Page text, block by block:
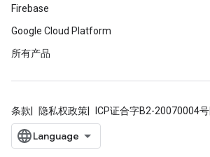
Firebase
Google Cloud Platform
所有产品
条款 隐私权政策 ICP证合字B2-20070004号